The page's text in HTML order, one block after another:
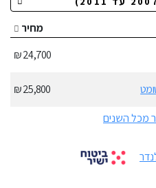
מחיר
24,700 ₪
25,800 ₪
מכל השנים